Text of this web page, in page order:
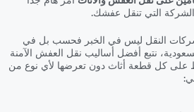
التي تنقل عفشك.
شركات النقل ليس في الخبر فحسب بل في
نتبع أفضل أساليب نقل العفش الآمنة
على كل قطعة أثاث دون تعرضها لأي نوع من